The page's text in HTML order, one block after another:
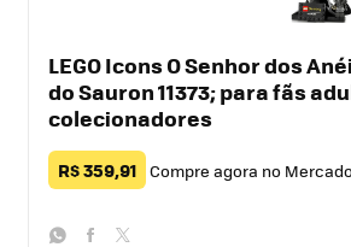
LEGO Icons O Senhor dos
do Sauron 11373; para fãs
colecionadores
R$ 359,91 Compre agora no